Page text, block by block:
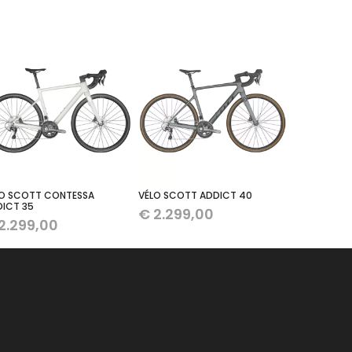
SCOTT CONTESSA
35
VÉLO SCOTT ADDICT 40
€ 2.299,00